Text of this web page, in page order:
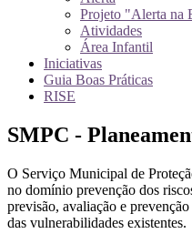
Projeto "Alerta na
Atividades
Área Infantil
Iniciativas
Guia Boas Práticas
RISE
SMPC -
O Serviço Municipal de
no domínio prevenção dos
previsão, avaliação e
das vulnerabilidades existentes.